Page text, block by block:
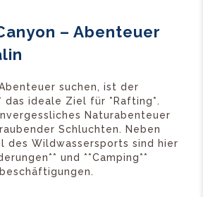
– Abenteuer
suchen, ist der
das ideale Ziel für *Rafting*.
Naturabenteuer
Schluchten. Neben
des Wildwassersports sind hier
und **Camping**